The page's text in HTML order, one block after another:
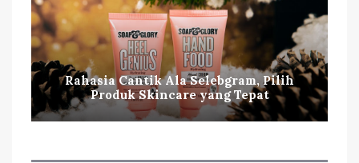
Rahasia Cantik Ala Selebgram, Pilih
Produk Skincare yang Tepat